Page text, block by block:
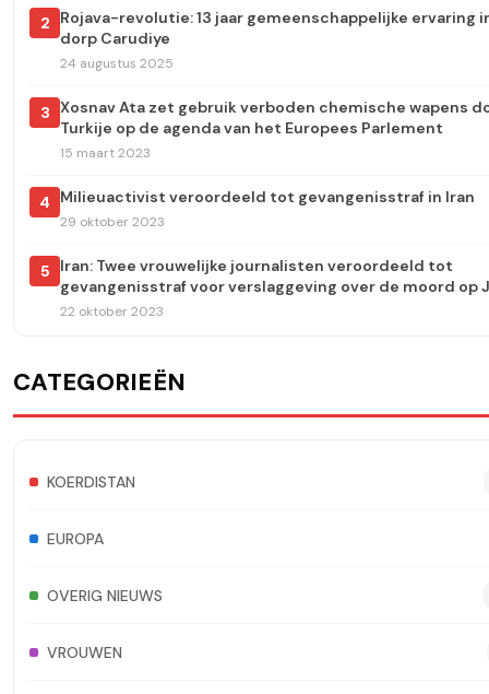
2
Rojava-revolutie: 13 jaar gemeenschappelijke ervaring
dorp Carudiye
24 augustus 2025
3 Xosnav Ata zet gebruik verboden chemische wapens
Turkije op de agenda van het Europees Parlement
15 maart 2023
4 Milieuactivist veroordeeld tot gevangenisstraf in Iran
29 oktober 2023
5
Iran: Twee vrouwelijke journalisten veroordeeld tot
gevangenisstraf voor verslaggeving over de moord op
Amini
22 oktober 2023
CATEGORIEËN
KOERDISTAN
EUROPA
OVERIG NIEUWS
VROUWEN